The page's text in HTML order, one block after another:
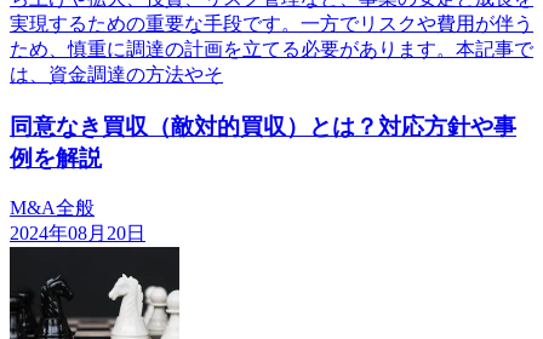
実現するための重要な手段です。一方でリスクや費用が伴う
ため、慎重に調達の計画を立てる必要があります。本記事で
は、資金調達の方法やそ
同意なき買収（敵対的買収）とは？対応方針や事
例を解説
M&A全般
2024年08月20日